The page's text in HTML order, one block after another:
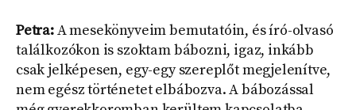
Petra:A mesekönyveim bemutatóin, és író-olvasó
találkozókon is szoktam bábozni, igaz, inkább
csak jelképesen, egy-egy szereplőt megjelenítve,
nem egész történetet elbábozva. A bábozással